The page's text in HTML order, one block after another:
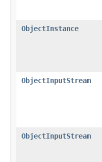
ObjectInstance
ObjectInputStream
ObjectInputStream